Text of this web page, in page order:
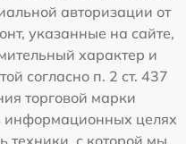
авторизации от
указанные на сайте,
характер и
согласно п. 2 ст. 437
торговой марки
информационных целях
техники, с которой мы